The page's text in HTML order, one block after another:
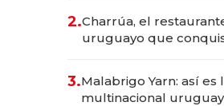
millones
2.Charrúa, el
uruguayo que
anticipación y prepara
3.Malabrigo Yarn: así es
multinacional